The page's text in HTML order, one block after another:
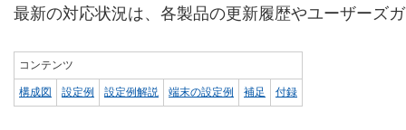
最新の対応状況は、各製品の更新履歴やユーザーズ
コンテンツ
構成図 設定例 設定例解説 端末の設定例 補足 付録